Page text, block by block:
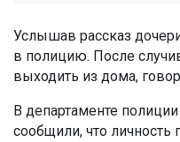
Услышав рассказ
в полицию. После
выходить из дома,
В департаменте
сообщили, что личность